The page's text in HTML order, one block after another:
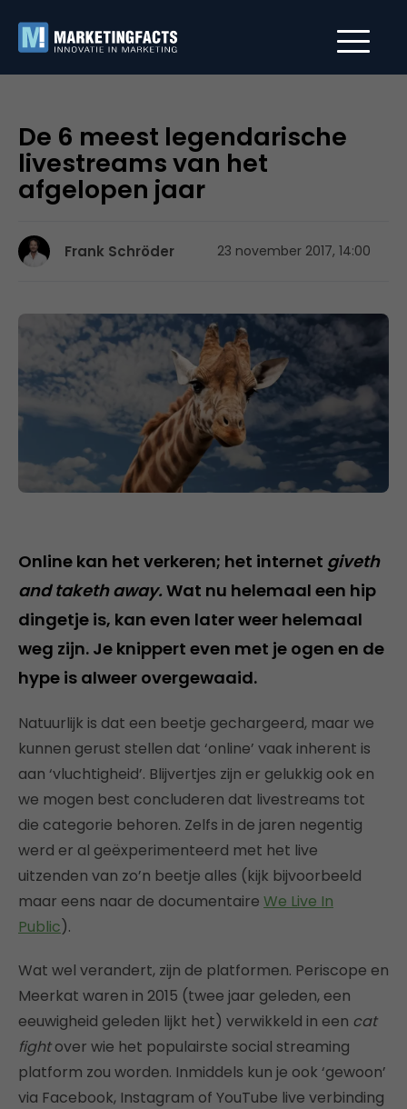
De 6 meest legendarische
livestreams van het
afgelopen jaar
Frank Schröder 23 november 2017, 14:00
Online kan het verkeren; het internet giveth
and taketh away. Wat nu helemaal een hip
dingetje is, kan even later weer helemaal
weg zijn. Je knippert even met je ogen en de
hype is alweer overgewaaid.
Natuurlijk is dat een beetje gechargeerd, maar we
kunnen gerust stellen dat ‘online’ vaak inherent is
aan ‘vluchtigheid’. Blijvertjes zijn er gelukkig ook en
we mogen best concluderen dat livestreams tot
die categorie behoren. Zelfs in de jaren negentig
werd er al geëxperimenteerd met het live
uitzenden van zo’n beetje alles (kijk bijvoorbeeld
maar eens naar de documentaire We Live In
Public).
Wat wel verandert, zijn de platformen. Periscope en
Meerkat waren in 2015 (twee jaar geleden, een
eeuwigheid geleden lijkt het) verwikkeld in een cat
fightover wie het populairste social streaming
platform zou worden. Inmiddels kun je ook ‘gewoon’
via Facebook, Instagram of YouTube live verbinding